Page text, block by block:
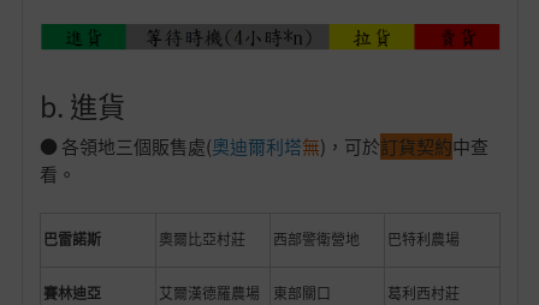
b. 進貨
● 各領地三個販售處(奧迪爾利塔無)，可於訂貨契約中查
看。
巴雷諾斯 奧爾比亞村莊 西部警衛營地 巴特利農場
賽林迪亞 艾爾漢德羅農場 東部關口 葛利西村莊